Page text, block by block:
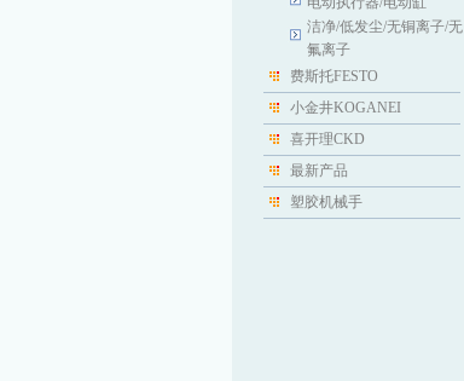
洁净/低发尘/无铜离子/无
氟离子
费斯托FESTO
小金井KOGANEI
喜开理CKD
最新产品
塑胶机械手